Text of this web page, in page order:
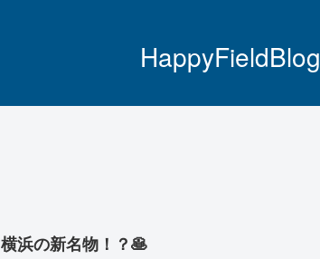
HappyFieldBlog
横浜の新名物！？🥞